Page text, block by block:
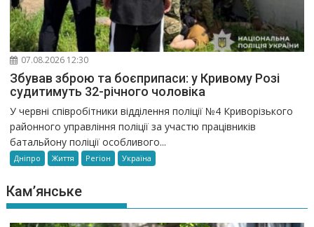
07.08.2026 12:30
Збував зброю та боєприпаси: у Кривому Розі
судитимуть 32-річного чоловіка
У червні співробітники відділення поліції №4 Криворізького
районного управління поліції за участю працівників
батальйону поліції особливого...
Дніпро Життя Регіон Україна
Кам’янське